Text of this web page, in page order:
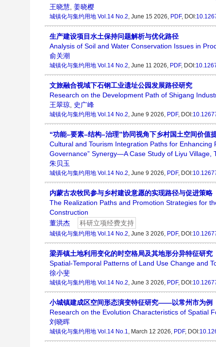
王晓慧, 姜晓樱
城镇化与集约用地 Vol.14 No.2, June 15 2026, PDF, DOI:
生产建设项目水土保持问题解析与优化路径
Analysis of Soil and Water Conservation Issues in
俞关潮
城镇化与集约用地 Vol.14 No.2, June 11 2026, PDF, DOI:
文旅融合视域下石钢工业遗址公园发展路径研究
Research on the Development Path of Shigang
王翠琼, 史广峰
城镇化与集约用地 Vol.14 No.2, June 9 2026, PDF, DOI:
“功能–要素–结构–治理”协同视角下乡村国土空间价
Cultural and Tourism Integration Paths for
Governance” Synergy—A Case Study of Liyu Village,
朱贝玉
城镇化与集约用地 Vol.14 No.2, June 9 2026, PDF, DOI:
内蒙古农牧民参与乡村建设意愿的实现路径与促进策略
The Realization Paths and Promotion Strategies for
Construction
董洪杰
科研立项经费支持
城镇化与集约用地 Vol.14 No.2, June 3 2026, PDF, DOI:
梁弄镇土地利用变化的时空格局及其地形分异特征研究
Spatial-Temporal Patterns of Land Use Change and
徐小斐
城镇化与集约用地 Vol.14 No.2, June 3 2026, PDF, DOI:
小城镇建成区空间形态演变特征研究——以常州市为例
Research on the Evolution Characteristics of Spatial
刘晓晖
城镇化与集约用地 Vol.14 No.1, March 12 2026, PDF, DOI: